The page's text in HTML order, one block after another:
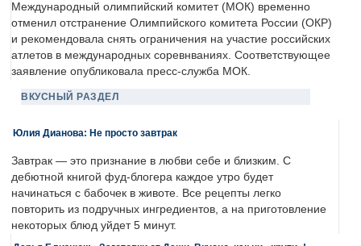
Международный олимпийский комитет (МОК) временно
отменил отстранение Олимпийского комитета России (ОКР)
и рекомендовала снять ограничения на участие российских
атлетов в международных соревнваниях. Соответствующее
заявление опубликовала пресс-служба МОК.
ВКУСНЫЙ РАЗДЕЛ
Юлия Дианова: Не просто завтрак
Завтрак — это признание в любви себе и близким. С
дебютной книгой фуд-блогера каждое утро будет
начинаться с бабочек в животе. Все рецепты легко
повторить из подручных ингредиентов, а на приготовление
некоторых блюд уйдет 5 минут.